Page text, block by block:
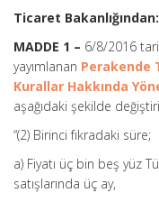
Ticaret Bakanlığından:
MADDE 1 – 6/8/2016
yayımlanan Perakende
Kurallar Hakkında
aşağıdaki şekilde
“(2) Birinci fıkradaki süre;
a) Fiyatı üç bin beş yüz
satışlarında üç ay,